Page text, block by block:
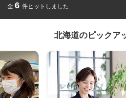
全 6 件ヒットしました
北海道のピックア